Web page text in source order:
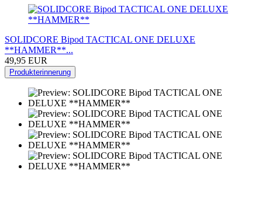
SOLIDCORE Bipod TACTICAL ONE DELUXE
**HAMMER**...
49,95 EUR
Produkterinnerung